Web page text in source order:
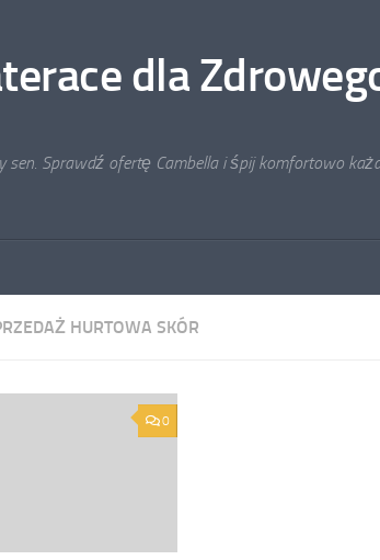
dla
Sprawdź ofertę Cambella i śpij komfortowo
HURTOWA SKÓR
0